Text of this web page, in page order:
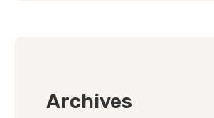
Archives